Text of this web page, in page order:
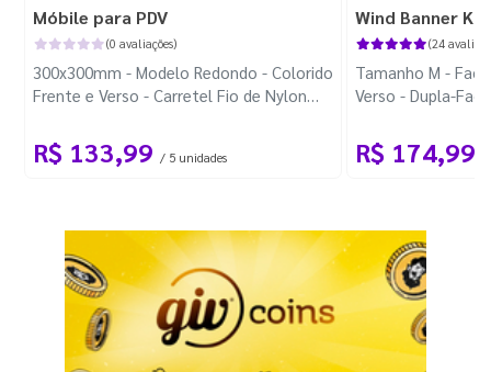
Móbile para PDV
(0 avaliações)
300x300mm - Modelo Redondo - Colorido
Frente e Verso - Carretel Fio de Nylon
R$ 133,99 / 5 unidades
Wind Banner
(24
Tamanho M -
Verso - Dupla-
R$ 174,99